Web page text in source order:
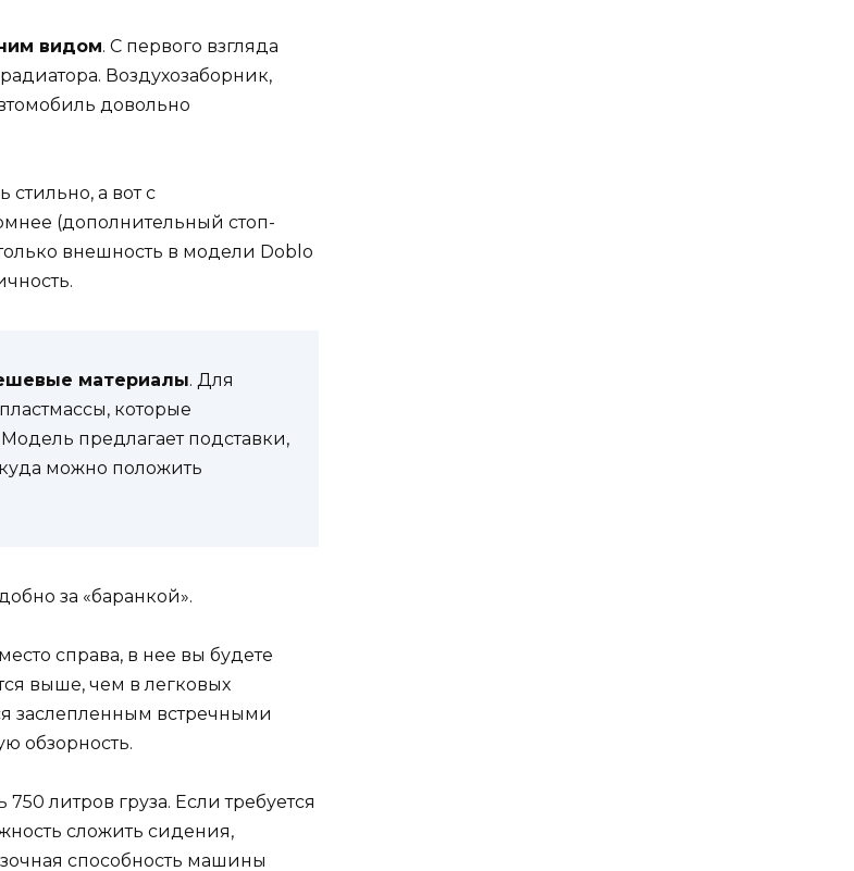
видом. С первого взгляда
Воздухозаборник,
довольно
а вот с
(дополнительный стоп-
внешность в модели Doblo
материалы. Для
которые
предлагает подставки,
можно положить
за «баранкой».
справа, в нее вы будете
выше, чем в легковых
заслепленным встречными
обзорность.
литров груза. Если требуется
сложить сидения,
способность машины